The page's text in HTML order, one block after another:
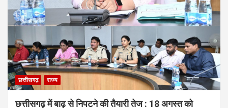
छत्तीसगढ़ राज्य
छत्तीसगढ़ में बाढ़ से निपटने की तैयारी तेज : 18 अगस्त को